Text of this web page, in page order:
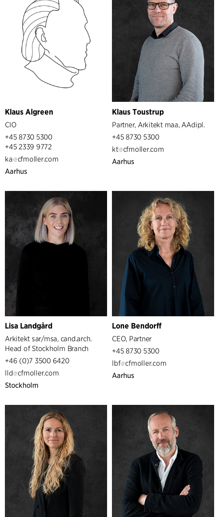
Klaus Algreen
CIO
+45 8730 5300
+45 2339 9772
ka
cfmoller.com
Aarhus
Klaus Toustrup
Partner, Arkitekt maa, AAdipl.
+45 8730 5300
kt
cfmoller.com
Aarhus
Lisa Landgård
Arkitekt sar/msa, cand.arch.
Head of Stockholm Branch
+46 (0)7 3500 6420
lld
cfmoller.com
Stockholm
Lone Bendorff
CEO, Partner
+45 8730 5300
lbf cfmoller.com
Aarhus